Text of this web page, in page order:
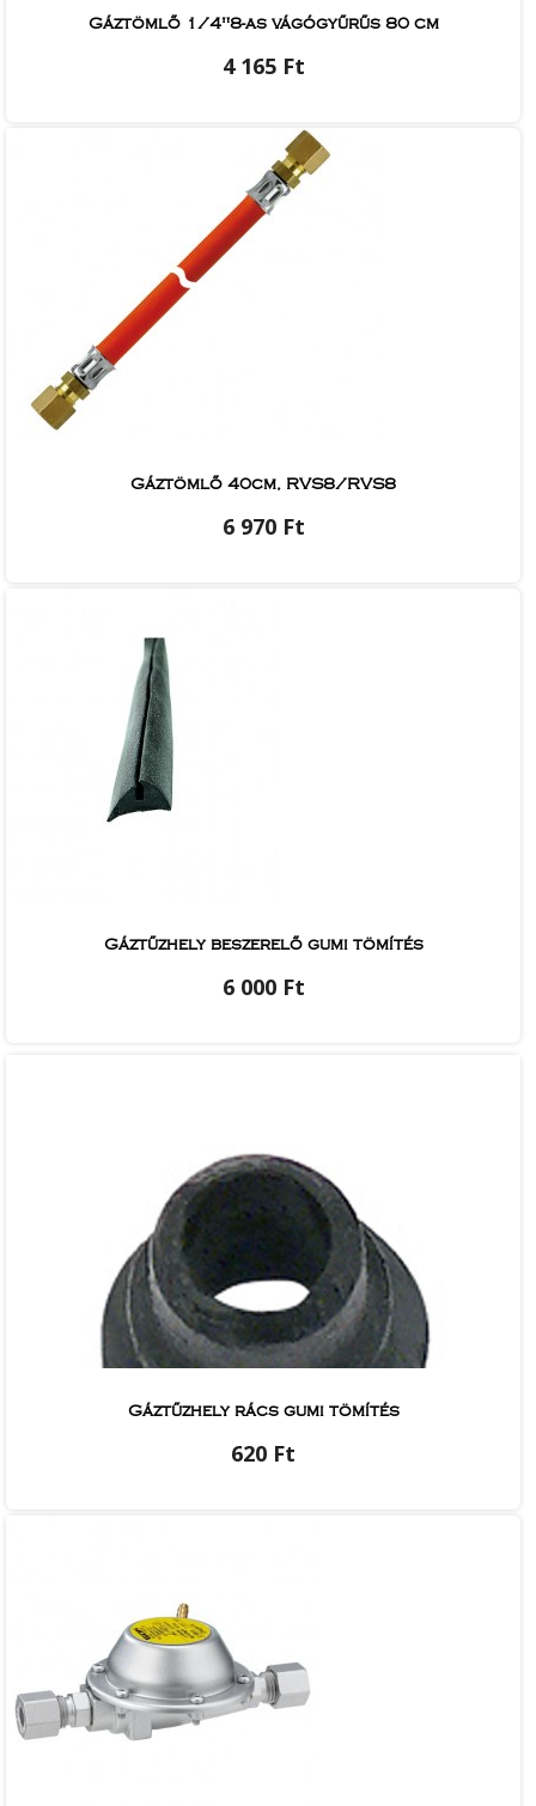
Gáztömlő 1/4"8-as vágógyűrűs 80 cm
4 165 Ft
Gáztömlő 40cm, RVS8/RVS8
6 970 Ft
Gáztűzhely beszerelő gumi tömítés
6 000 Ft
Gáztűzhely rács gumi tömítés
620 Ft